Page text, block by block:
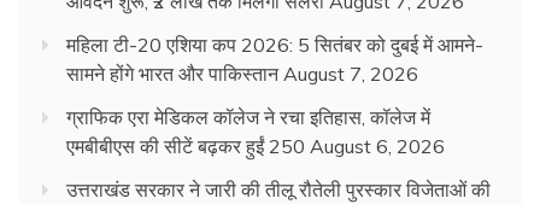
महिला टी-20 एशिया कप 2026: 5 सितंबर को दुबई में आमने-
सामने होंगे भारत और पाकिस्तान August 7, 2026
ग्राफिक एरा मेडिकल कॉलेज ने रचा इतिहास, कॉलेज में
एमबीबीएस की सीटें बढ़कर हुईं 250 August 6, 2026
उत्तराखंड सरकार ने जारी की तीलू रौतेली पुरस्कार विजेताओं की